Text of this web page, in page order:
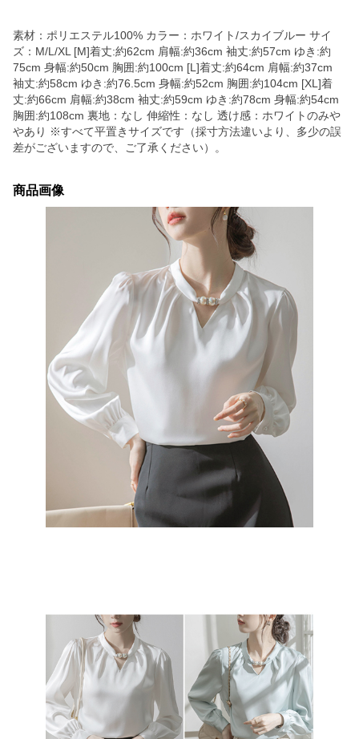
素材：ポリエステル100% カラー：ホワイト/スカイブルー サイ
ズ：M/L/XL [M]着丈:約62cm 肩幅:約36cm 袖丈:約57cm ゆき:約
75cm 身幅:約50cm 胸囲:約100cm [L]着丈:約64cm 肩幅:約37cm
袖丈:約58cm ゆき:約76.5cm 身幅:約52cm 胸囲:約104cm [XL]着
丈:約66cm 肩幅:約38cm 袖丈:約59cm ゆき:約78cm 身幅:約54cm
胸囲:約108cm 裏地：なし 伸縮性：なし 透け感：ホワイトのみや
やあり ※すべて平置きサイズです（採寸方法違いより、多少の誤
差がございますので、ご了承ください）。
商品画像